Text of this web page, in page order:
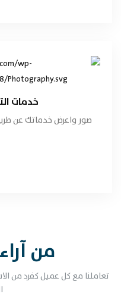
خدمات
صور واعرض خدماتك عن
خدمات
من
تعاملنا مع كل عميل كفرد من